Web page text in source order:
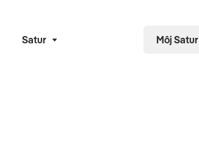
Satur Môj Satur